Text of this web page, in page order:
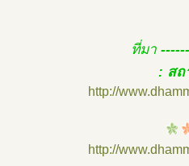
ที่มา
: สถ
http://
http://